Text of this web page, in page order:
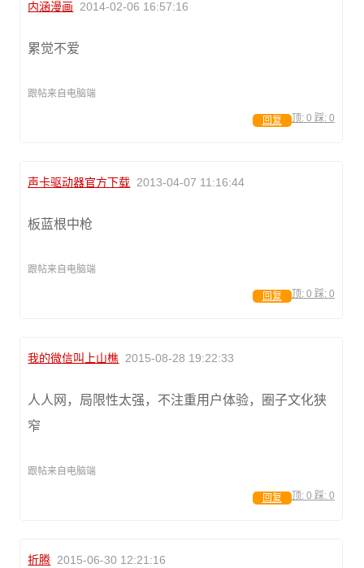
内涵漫画 2014-02-06 16:57:16
累觉不爱
跟帖来自电脑端
顶: 0 踩: 0
回复
声卡驱动器官方下载 2013-04-07 11:16:44
板蓝根中枪
跟帖来自电脑端
顶: 0 踩: 0
回复
我的微信叫上山樵 2015-08-28 19:22:33
人人网，局限性太强，不注重用户体验，圈子文化狭
窄
跟帖来自电脑端
顶: 0 踩: 0
回复
折腾 2015-06-30 12:21:16